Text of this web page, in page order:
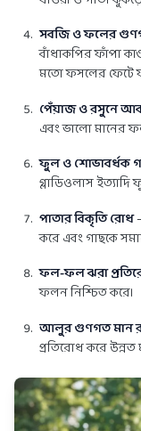
সবজি ও ফলের
বাঁধাকপির ফাঁপা
মতো ফসলের ফেটে
পেঁয়াজ ও রসুনে
এবং ভালো মানের
ফুল ও শোভাবর্ধক
গ্লাডিওলাস
পাতার বিকৃতি রোধ
করে এবং গাছকে
ফল-ফল ঝরা
ফলন নিশ্চিত করে।
আলুর গুণগত মান
প্রতিরোধ করে